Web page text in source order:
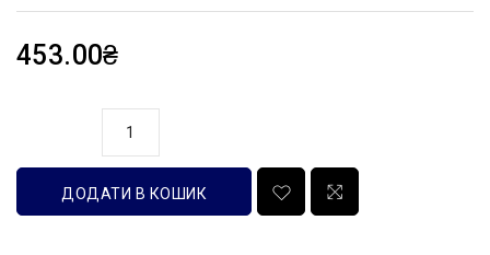
453.00₴
ДОДАТИ В КОШИК